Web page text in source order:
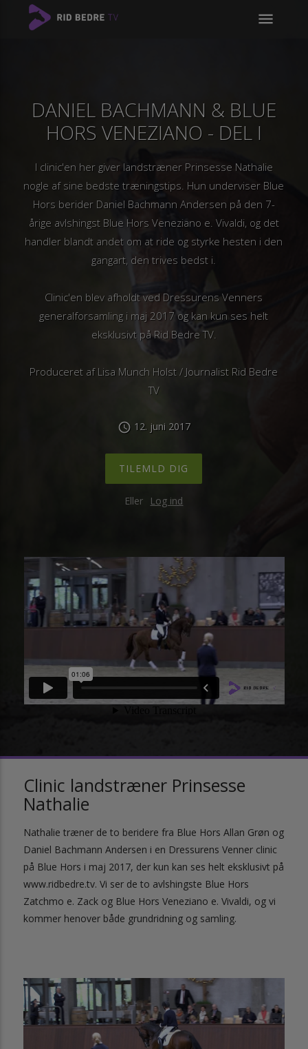
menu
DANIEL BACHMANN & BLUE
HORS VENEZIANO - DEL I
I clinic'en her giver landstræner Prinsesse Nathalie
nogle af sine bedste træningstips. Hun underviser Blue
Hors berider Daniel Bachmann Andersen på den 7-
årige avlshingst Blue Hors Veneziano e. Vivaldi, og det
handler blandt andet om at ride og styrke hesten i den
gangart, den trives bedst i.
Clinic'en blev afholdt ved Dressurens Venners
generalforsamling i maj 2017 og kan kun ses helt
eksklusivt på Rid Bedre TV.
Produceret af Lisa Munch Holst / Journalist Rid Bedre
TV
schedule 12. juni 2017
TILEMLD DIG
Eller Log ind
Clinic landstræner Prinsesse
Nathalie
Nathalie træner de to beridere fra Blue Hors Allan Grøn og
Daniel Bachmann Andersen i en Dressurens Venner clinic
på Blue Hors i maj 2017, der kun kan ses helt eksklusivt på
www.ridbedre.tv. Vi ser de to avlshingste Blue Hors
Zatchmo e. Zack og Blue Hors Veneziano e. Vivaldi, og vi
kommer henover både grundridning og samling.